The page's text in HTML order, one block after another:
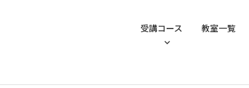
受講コース 教室一覧